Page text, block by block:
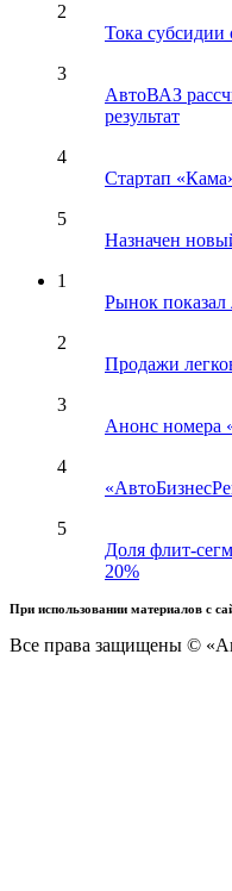
2
Тока субсидии
3
АвтоВАЗ
результат
4
Стартап
5
Назначен
1
Рынок показал
2
Продажи
3
Анонс номера
4
5
Доля флит-
20%
При использовании материалов с
Все права защищены ©